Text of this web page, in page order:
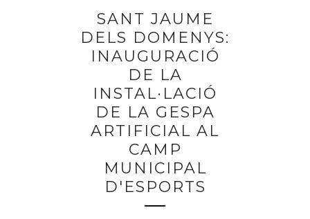
SANT JAUME
DELS DOMENYS:
INAUGURACIÓ
DE LA
INSTAL·LACIÓ
DE LA GESPA
ARTIFICIAL AL
CAMP
MUNICIPAL
D'ESPORTS